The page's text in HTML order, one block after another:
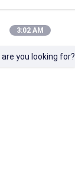
3:02 AM
you looking for?